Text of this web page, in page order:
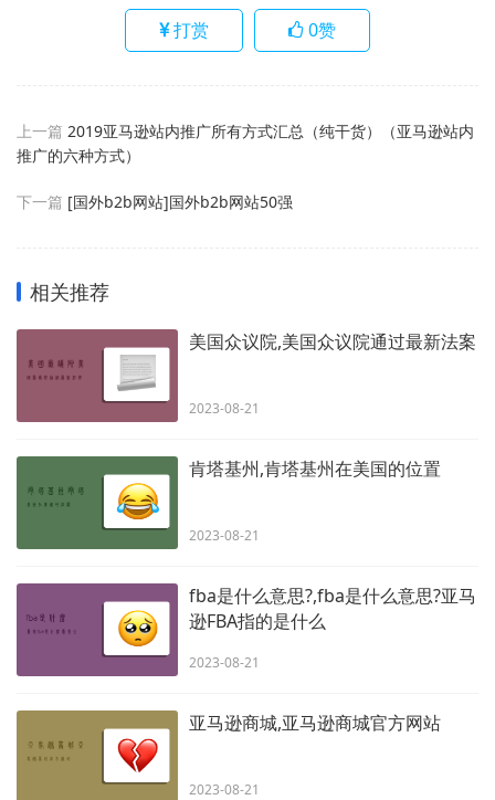
打赏 0赞
上一篇 2019亚马逊站内推广所有方式汇总（纯干货）（亚马逊站内
推广的六种方式）
下一篇 [国外b2b网站]国外b2b网站50强
相关推荐
美国众议院,美国众议院通过最新法案
2023-08-21
肯塔基州,肯塔基州在美国的位置
2023-08-21
fba是什么意思?,fba是什么意思?亚马
逊FBA指的是什么
2023-08-21
亚马逊商城,亚马逊商城官方网站
2023-08-21